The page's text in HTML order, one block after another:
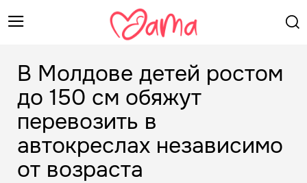
В Молдове детей ростом
до 150 см обяжут
перевозить в
автокреслах независимо
от возраста